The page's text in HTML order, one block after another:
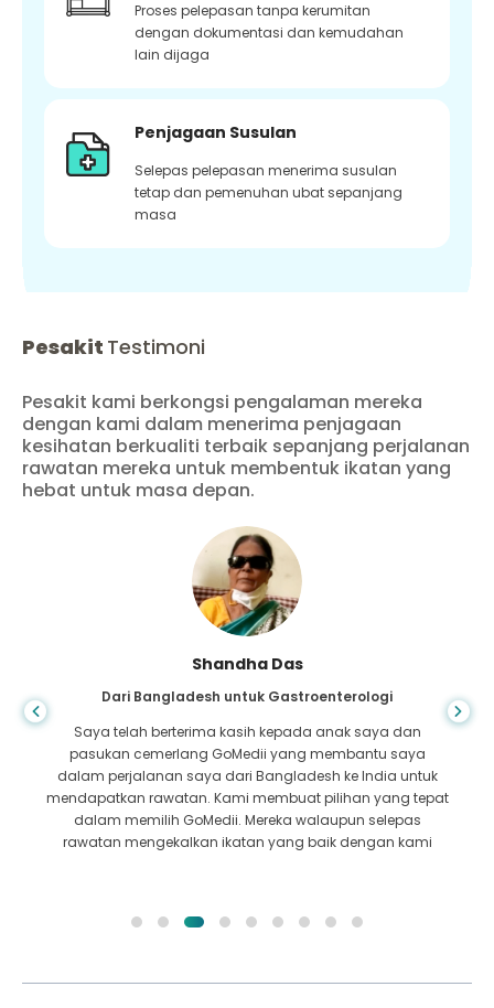
Proses pelepasan tanpa kerumitan
dengan dokumentasi dan kemudahan
lain dijaga
Penjagaan Susulan
Selepas pelepasan menerima susulan
tetap dan pemenuhan ubat sepanjang
masa
Pesakit Testimoni
Pesakit kami berkongsi pengalaman mereka
dengan kami dalam menerima penjagaan
kesihatan berkualiti terbaik sepanjang perjalanan
rawatan mereka untuk membentuk ikatan yang
hebat untuk masa depan.
Shandha Das
Dari Bangladesh untuk Gastroenterologi
Saya telah berterima kasih kepada anak saya dan
pasukan cemerlang GoMedii yang membantu saya
dalam perjalanan saya dari Bangladesh ke India untuk
mendapatkan rawatan. Kami membuat pilihan yang tepat
dalam memilih GoMedii. Mereka walaupun selepas
rawatan mengekalkan ikatan yang baik dengan kami